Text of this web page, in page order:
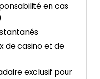
en cas
de casino et de
exclusif pour